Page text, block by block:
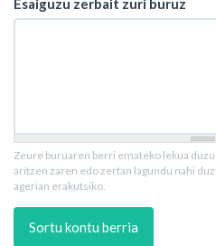
Esaiguzu zerbait zuri buruz
Zeure buruaren berri emateko lekua
aritzen zaren edo zertan lagundu nahi
agerian erakutsiko.
Sortu kontu berria